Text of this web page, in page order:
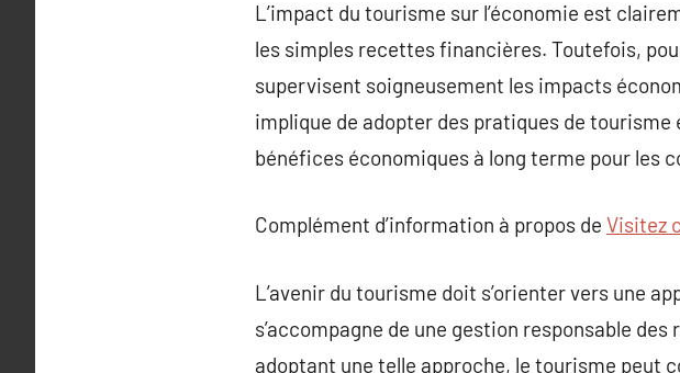
L’impact du tourisme sur l’économie est
les simples recettes financières. Toutefois,
supervisent soigneusement les impacts
implique de adopter des pratiques de
bénéfices économiques à long terme pour les
Complément d’information à propos de Visitez
L’avenir du tourisme doit s’orienter vers une
s’accompagne de une gestion responsable
adoptant une telle approche, le tourisme peut